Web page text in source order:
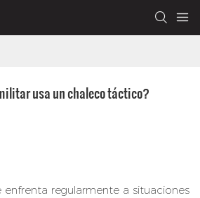
usa un chaleco táctico?
enfrenta regularmente a situaciones